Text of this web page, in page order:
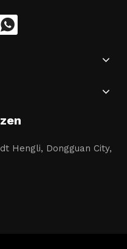
Hengli, Dongguan City,